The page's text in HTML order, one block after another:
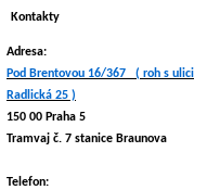
Kontakty
Adresa:
Pod Brentovou 16/367 ( roh s ulici
Radlická 25 )
150 00 Praha 5
Tramvaj č. 7 stanice Braunova
Telefon: